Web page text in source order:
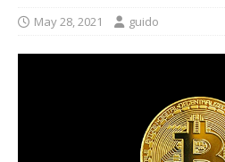
May 28, 2021 guido